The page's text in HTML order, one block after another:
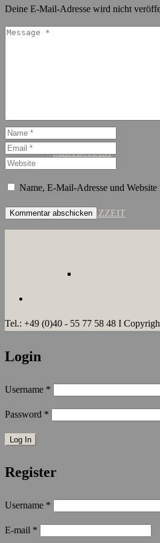
MIETDAUER
KURZZEIT
Deine E-Mail-Adresse wird nicht
Name, E-Mail-Adresse und
Tel.: +49 (0)40 - 55 77 58 48 I
Login
Username *
Password *
Register
Username *
E-mail *